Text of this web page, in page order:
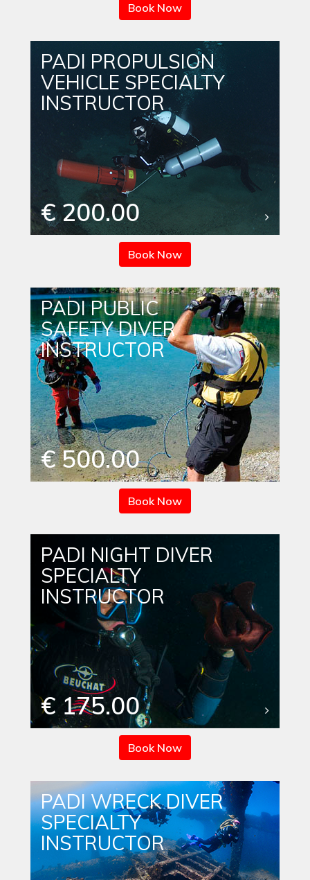
Book Now
PADI PROPULSION
VEHICLE SPECIALTY
INSTRUCTOR
€ 200.00
Book Now
PADI PUBLIC
SAFETY DIVER
INSTRUCTOR
€ 500.00
Book Now
PADI NIGHT DIVER
SPECIALTY
INSTRUCTOR
€ 175.00
Book Now
PADI WRECK DIVER
SPECIALTY
INSTRUCTOR